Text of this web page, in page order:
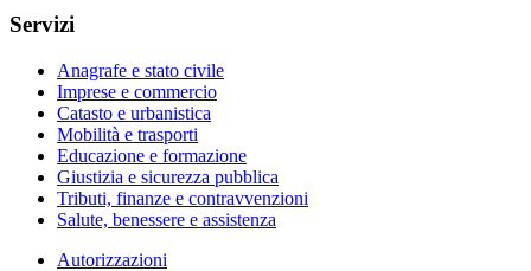
Servizi
Anagrafe e stato civile
Imprese e commercio
Catasto e urbanistica
Mobilità e trasporti
Educazione e formazione
Giustizia e sicurezza pubblica
Tributi, finanze e contravvenzioni
Salute, benessere e assistenza
Autorizzazioni